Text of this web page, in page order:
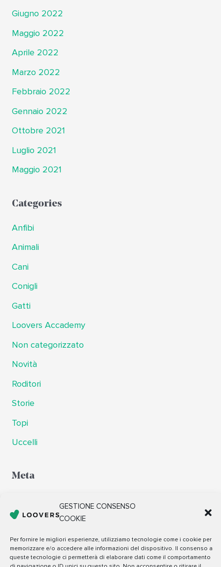
GESTIONE CONSENSO
COOKIE
Per fornire le migliori esperienze, utilizziamo tecnologie come i cookie per
memorizzare e/o accedere alle informazioni del dispositivo. Il consenso a
queste tecnologie ci permetterà di elaborare dati come il comportamento
Giugno 2022
Maggio 2022
Aprile 2022
Marzo 2022
Febbraio 2022
Gennaio 2022
Ottobre 2021
Luglio 2021
Maggio 2021
Categories
Anfibi
Animali
Cani
Conigli
Gatti
Loovers Accademy
Non categorizzato
Novità
Roditori
Storie
Topi
Uccelli
Meta
Feed dei contenuti
Feed dei commenti
WordPress.org